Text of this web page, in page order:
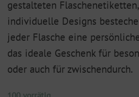
gestalteten
individuelle Designs
jeder Flasche eine
das ideale Geschenk für
oder auch für zwischendurch.